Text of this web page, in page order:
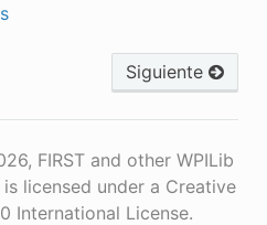
Siguiente
FIRST and other WPILib
licensed under a Creative
International License.